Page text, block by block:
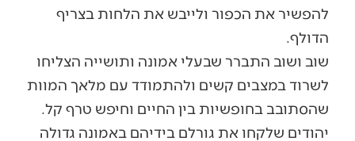
להפשיר את הכפור ולייבש את הלחות בצריף
הדולף.
שוב ושוב התברר שבעלי אמונה ותושייה הצליחו
לשרוד במצבים קשים ולהתמודד עם מלאך המוות
שהסתובב בחופשיות בין החיים וחיפש טרף קל.
יהודים שלקחו את גורלם בידיהם באמונה גדולה